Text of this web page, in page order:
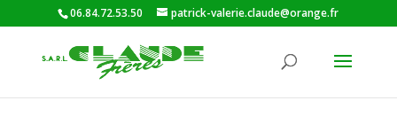
06.84.72.53.50 patrick-valerie.claude@orange.fr